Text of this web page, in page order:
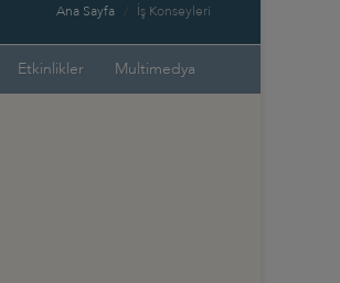
Ana Sayfa İş Konseyleri
Etkinlikler Multimedya